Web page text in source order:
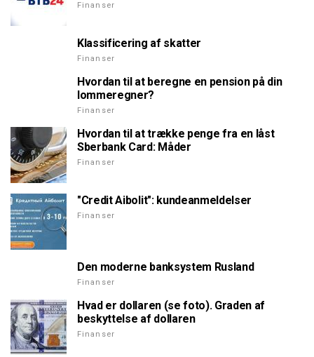
Finanser
Klassificering af skatter
Finanser
Hvordan til at beregne en pension på din
lommeregner?
Finanser
Hvordan til at trække penge fra en låst
Sberbank Card: Måder
Finanser
"Credit Aibolit": kundeanmeldelser
Finanser
Den moderne banksystem Rusland
Finanser
Hvad er dollaren (se foto). Graden af
beskyttelse af dollaren
Finanser